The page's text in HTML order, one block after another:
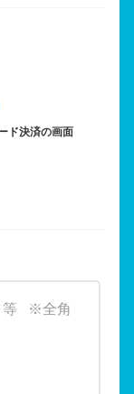
ド決済の画面